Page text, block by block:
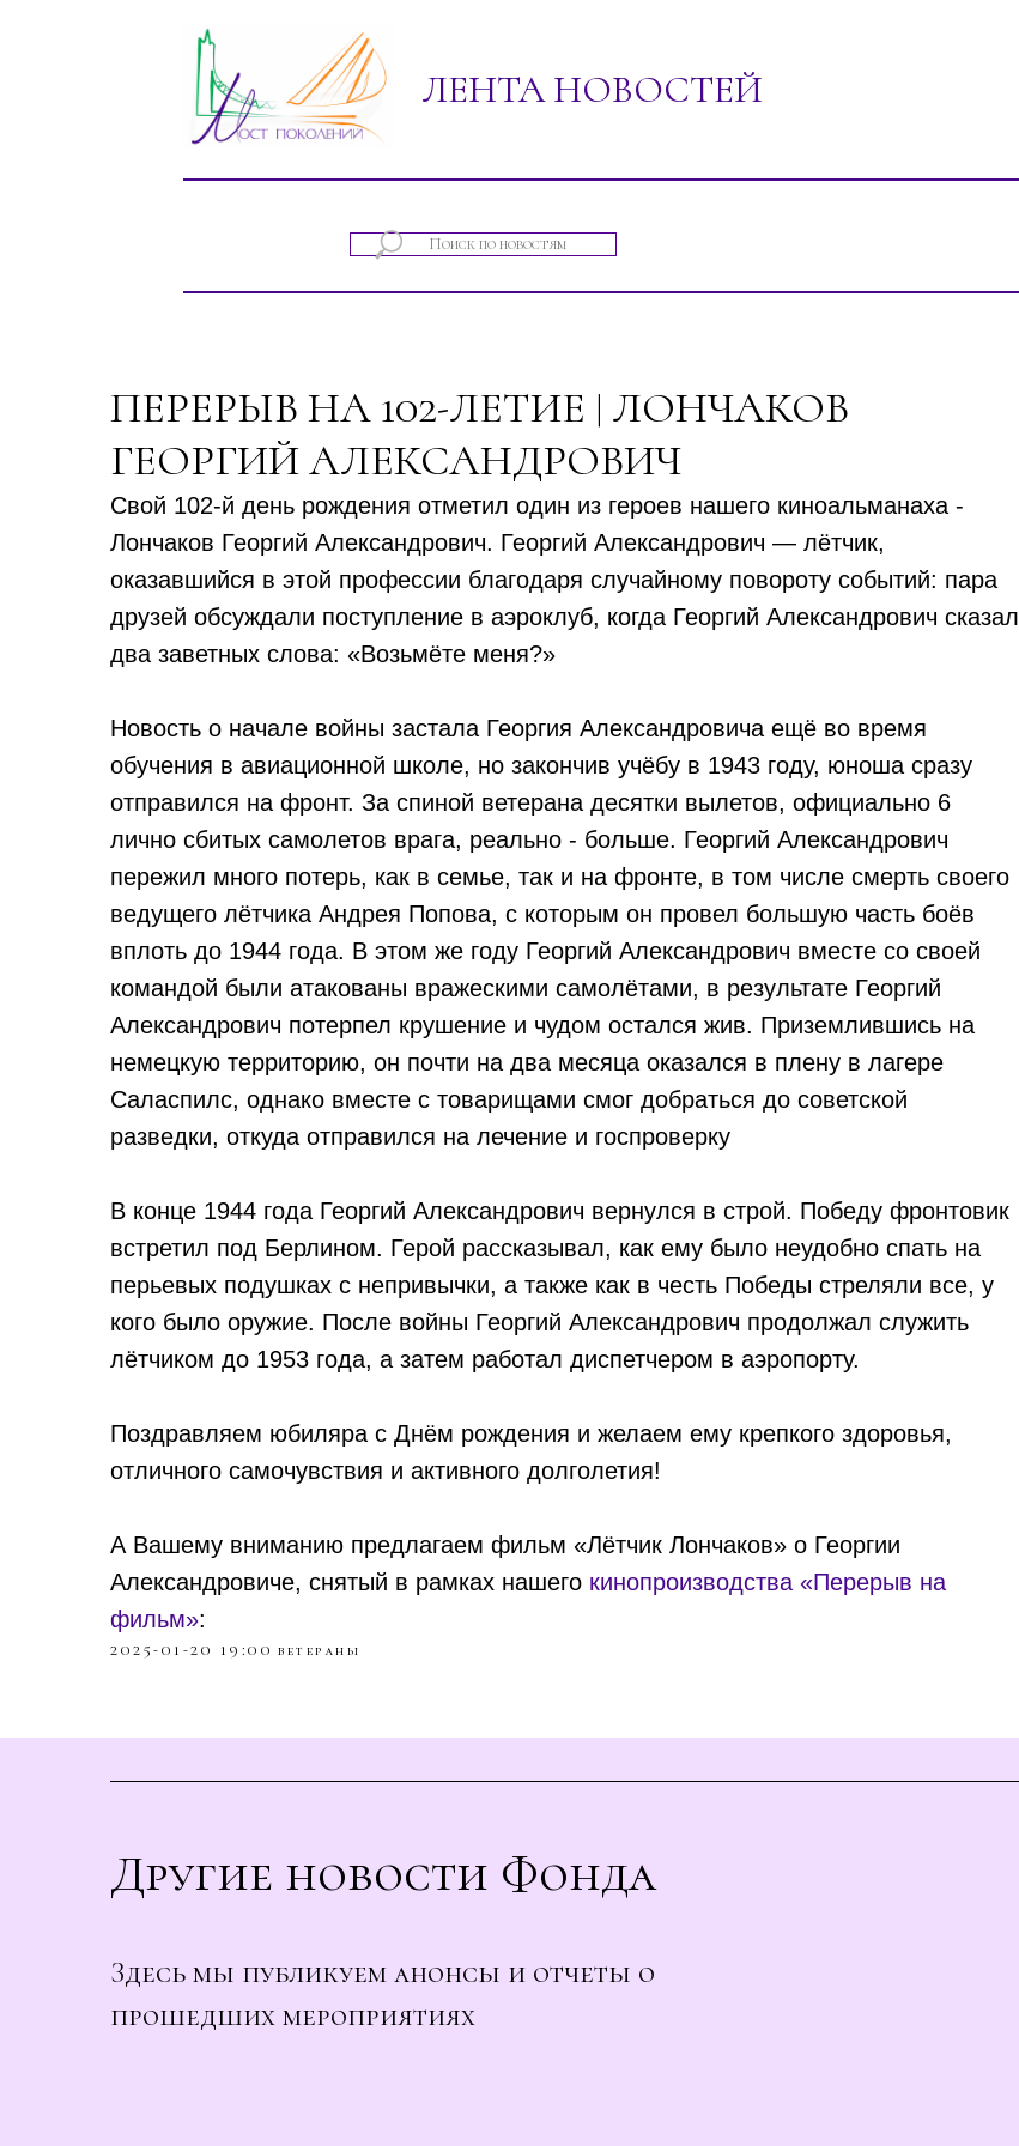
ЛЕНТА НОВОСТЕЙ
ПЕРЕРЫВ НА 102-ЛЕТИЕ | ЛОНЧАКОВ
ГЕОРГИЙ АЛЕКСАНДРОВИЧ
Свой 102-й день рождения отметил один из героев нашего киноальманаха -
Лончаков Георгий Александрович. Георгий Александрович — лётчик,
оказавшийся в этой профессии благодаря случайному повороту событий: пара
друзей обсуждали поступление в аэроклуб, когда Георгий Александрович сказал
два заветных слова: «Возьмёте меня?»
Новость о начале войны застала Георгия Александровича ещё во время
обучения в авиационной школе, но закончив учёбу в 1943 году, юноша сразу
отправился на фронт. За спиной ветерана десятки вылетов, официально 6
лично сбитых самолетов врага, реально - больше. Георгий Александрович
пережил много потерь, как в семье, так и на фронте, в том числе смерть своего
ведущего лётчика Андрея Попова, с которым он провел большую часть боёв
вплоть до 1944 года. В этом же году Георгий Александрович вместе со своей
командой были атакованы вражескими самолётами, в результате Георгий
Александрович потерпел крушение и чудом остался жив. Приземлившись на
немецкую территорию, он почти на два месяца оказался в плену в лагере
Саласпилс, однако вместе с товарищами смог добраться до советской
разведки, откуда отправился на лечение и госпроверку
В конце 1944 года Георгий Александрович вернулся в строй. Победу фронтовик
встретил под Берлином. Герой рассказывал, как ему было неудобно спать на
перьевых подушках с непривычки, а также как в честь Победы стреляли все, у
кого было оружие. После войны Георгий Александрович продолжал служить
лётчиком до 1953 года, а затем работал диспетчером в аэропорту.
Поздравляем юбиляра с Днём рождения и желаем ему крепкого здоровья,
отличного самочувствия и активного долголетия!
А Вашему вниманию предлагаем фильм «Лётчик Лончаков» о Георгии
Александровиче, снятый в рамках нашего кинопроизводства «Перерыв на
фильм»:
2025-01-20 19:00 ветераны
Другие новости Фонда
Здесь мы публикуем анонсы и отчеты о
прошедших мероприятиях